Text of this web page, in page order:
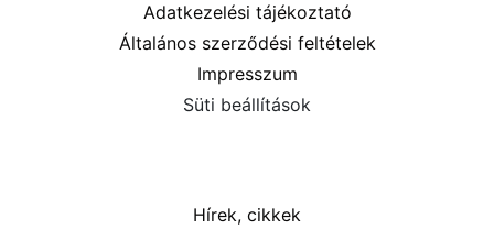
Adatkezelési tájékoztató
Általános szerződési feltételek
Impresszum
Süti beállítások
Hírek, cikkek